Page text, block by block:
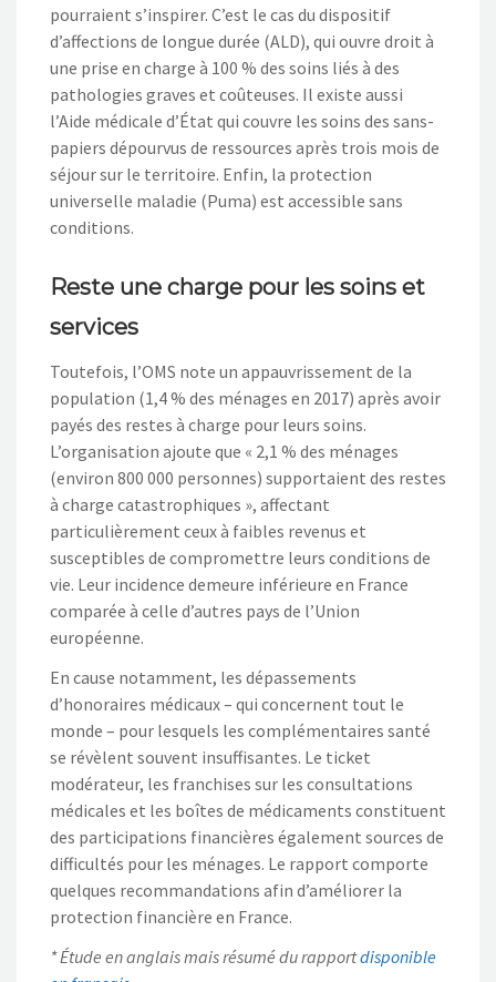
pourraient s’inspirer. C’est le cas du dispositif
d’affections de longue durée (ALD), qui ouvre droit à
une prise en charge à 100 % des soins liés à des
pathologies graves et coûteuses. Il existe aussi
l’Aide médicale d’État qui couvre les soins des sans-
papiers dépourvus de ressources après trois mois de
séjour sur le territoire. Enfin, la protection
universelle maladie (Puma) est accessible sans
conditions.
Reste une charge pour les soins et
services
Toutefois, l’OMS note un appauvrissement de la
population (1,4 % des ménages en 2017) après avoir
payés des restes à charge pour leurs soins.
L’organisation ajoute que « 2,1 % des ménages
(environ 800 000 personnes) supportaient des restes
à charge catastrophiques », affectant
particulièrement ceux à faibles revenus et
susceptibles de compromettre leurs conditions de
vie. Leur incidence demeure inférieure en France
comparée à celle d’autres pays de l’Union
européenne.
En cause notamment, les dépassements
d’honoraires médicaux – qui concernent tout le
monde – pour lesquels les complémentaires santé
se révèlent souvent insuffisantes. Le ticket
modérateur, les franchises sur les consultations
médicales et les boîtes de médicaments constituent
des participations financières également sources de
difficultés pour les ménages. Le rapport comporte
quelques recommandations afin d’améliorer la
protection financière en France.
* Étude en anglais mais résumé du rapportdisponible